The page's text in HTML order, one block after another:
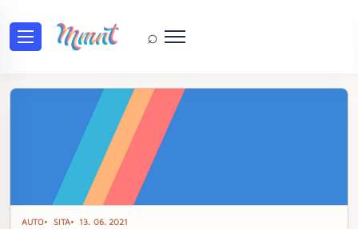
⌕
Tag: SkyToll
AUTO SITA 13. 06. 2021